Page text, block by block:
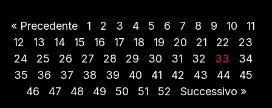
« Precedente 1 2 3 4 5 6 7 8 9 10
11
12
13 14 15 16 17 18 19 20 21 22
23
24
25 26 27 28 29 30 31 32 33
34
35
36 37 38 39 40 41 42 43 44
45
46
47 48 49 50 51 52 Successivo »